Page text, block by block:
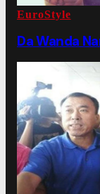
EuroStyle
Da Wanda